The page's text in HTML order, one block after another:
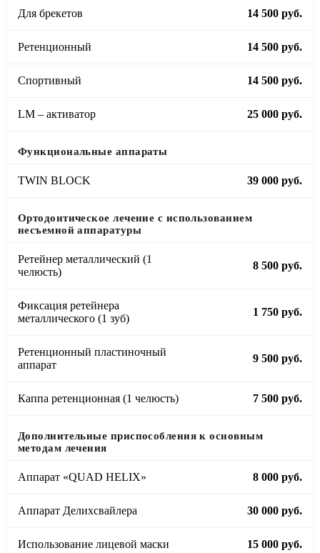
Для брекетов 14 500 руб.
Ретенционный 14 500 руб.
Спортивный 14 500 руб.
LM – активатор 25 000 руб.
Функциональные аппараты
TWIN BLOCK 39 000 руб.
Ортодонтическое лечение с использованием
несъемной аппаратуры
Ретейнер металлический (1
челюсть)
8 500 руб.
Фиксация ретейнера
металлического (1 зуб)
1 750 руб.
Ретенционный пластиночный
аппарат
9 500 руб.
Каппа ретенционная (1 челюсть) 7 500 руб.
Дополнительные приспособления к основным
методам лечения
Аппарат «QUAD HELIX» 8 000 руб.
Аппарат Делихсвайлера 30 000 руб.
Использование лицевой маски 15 000 руб.